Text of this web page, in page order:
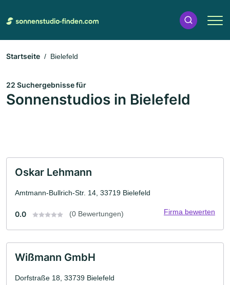
Startseite Bielefeld
22 Suchergebnisse für
Sonnenstudios in Bielefeld
Oskar Lehmann
Amtmann-Bullrich-Str. 14, 33719 Bielefeld
0.0 (0 Bewertungen) Firma bewerten
Wißmann GmbH
Dorfstraße 18, 33739 Bielefeld